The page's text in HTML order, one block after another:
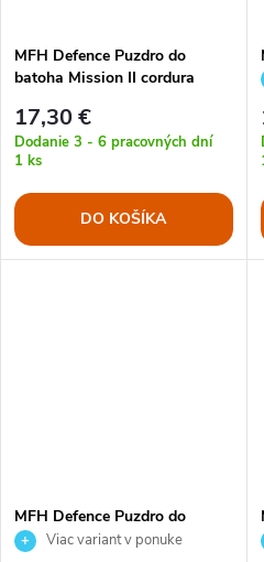
MFH Defence Puzdro do
batoha Mission II cordura
17,30 €
Dodanie 3 - 6 pracovných dní
1 ks
DO KOŠÍKA
MFH Defence Puzdro do
batoha Mission IV cordura
Viac variant v ponuke